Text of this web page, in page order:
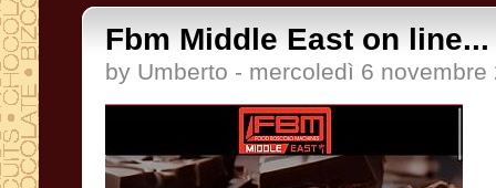
Fbm Middle East on line...
by Umberto - mercoledì 6 novembre